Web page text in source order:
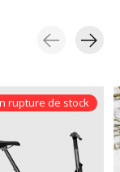
rupture de stock